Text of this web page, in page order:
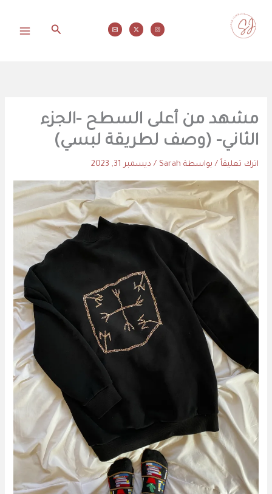
المحتوى
البحث
مشهد من أعلى السطح -الجزء
الثاني- (وصف لطريقة لبسي)
اترك تعليقاً / بواسطة Sarah
/ ديسمبر 31, 2023